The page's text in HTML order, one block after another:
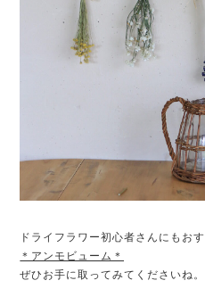
ドライフラワー初心者さんにもお
＊アンモビューム＊
ぜひお手に取ってみてくださいね。